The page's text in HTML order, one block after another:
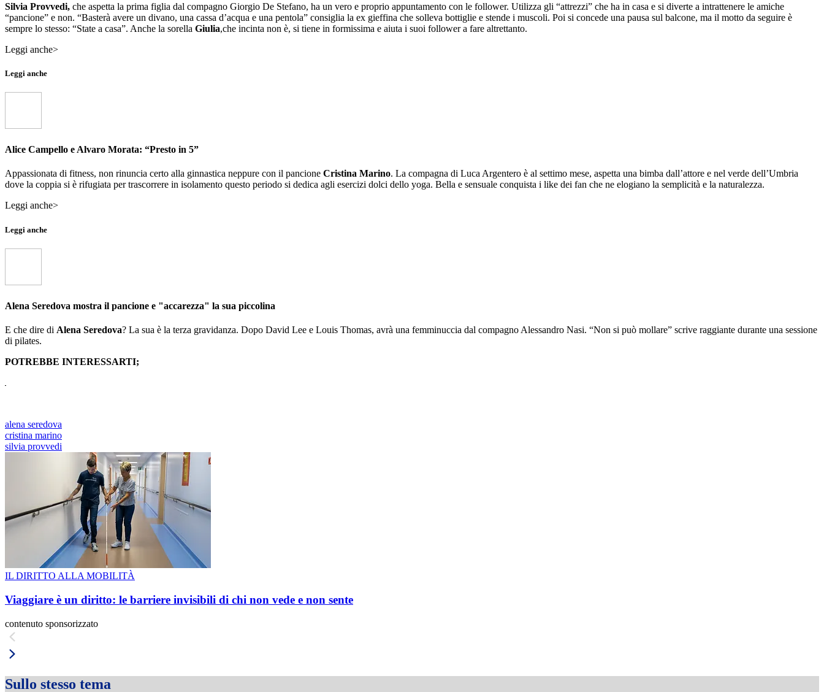
Silvia Provvedi, che aspetta la prima figlia dal compagno Giorgio De Stefano, ha un vero e proprio appuntamento con le follower. Utilizza gli “attrezzi” che ha in casa e si diverte a intrattenere le amiche
“pancione” e non. “Basterà avere un divano, una cassa d’acqua e una pentola” consiglia la ex gieffina che solleva bottiglie e stende i muscoli. Poi si concede una pausa sul balcone, ma il motto da seguire è
sempre lo stesso: “State a casa”. Anche la sorella Giulia,che incinta non è, si tiene in formissima e aiuta i suoi follower a fare altrettanto.
Leggi anche>
Leggi anche
Alice Campello e Alvaro Morata: “Presto in 5”
Appassionata di fitness, non rinuncia certo alla ginnastica neppure con il pancione Cristina Marino. La compagna di Luca Argentero è al settimo mese, aspetta una bimba dall’attore e nel verde dell’Umbria
dove la coppia si è rifugiata per trascorrere in isolamento questo periodo si dedica agli esercizi dolci dello yoga. Bella e sensuale conquista i like dei fan che ne elogiano la semplicità e la naturalezza.
Leggi anche>
Leggi anche
Alena Seredova mostra il pancione e "accarezza" la sua piccolina
E che dire di Alena Seredova? La sua è la terza gravidanza. Dopo David Lee e Louis Thomas, avrà una femminuccia dal compagno Alessandro Nasi. “Non si può mollare” scrive raggiante durante una sessione
di pilates.
POTREBBE INTERESSARTI;
alena seredova
cristina marino
silvia provvedi
IL DIRITTO ALLA MOBILITÀ
Viaggiare è un diritto: le barriere invisibili di chi non vede e non sente
contenuto sponsorizzato
Sullo stesso tema